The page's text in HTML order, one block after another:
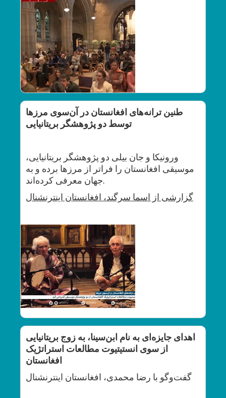
طنین ترانه‌های افغانستان در آن‌سوی مرزها
توسط دو پژوهشگر بریتانیایی
ورونیکا و جان بیلی دو پژوهشگر بریتانیایی،
موسیقی افغانستان را فراتر از مرزها برده و به
جهان معرفی کرده‌اند.
گزارشی از اسما سرگند، افغانستان اینترنشنال
اهدای جایزه‌ای به نام ابن‌‌سینا، به زوج بریتانیایی
از سوی انستیتیوت مطالعات استراتژیک
افغانستان